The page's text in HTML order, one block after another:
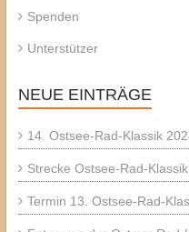
Spenden
Unterstützer
NEUE EINTRÄGE
14. Ostsee-Rad-Klassik
Strecke Ostsee-Rad-
Termin 13. Ostsee-Rad-